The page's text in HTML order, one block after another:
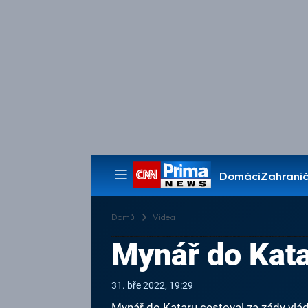
Domácí
Pořady
Domů Videa
Mynář do
31. bře 2022, 19:29